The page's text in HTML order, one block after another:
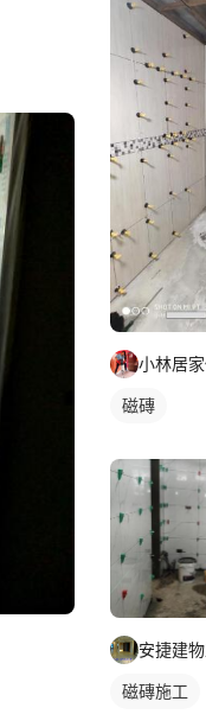
小林居
磁磚
安捷建
磁磚施工